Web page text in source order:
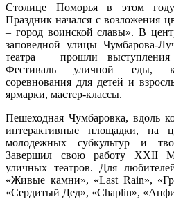
Столице Поморья в этом
Праздник начался с возложения
– город воинской славы». В
заповедной улицы Чумбарова-
театра − прошли выступления
Фестиваль уличной еды,
соревнования для детей и
ярмарки, мастер-классы.
Пешеходная Чумбаровка, вдоль
интерактивные площадки, на
молодежных субкультур и
Завершил свою работу XXII
уличных театров. Для
«Живые камни», «Last Rain»,
«Сердитый Дед», «Chaplin»,